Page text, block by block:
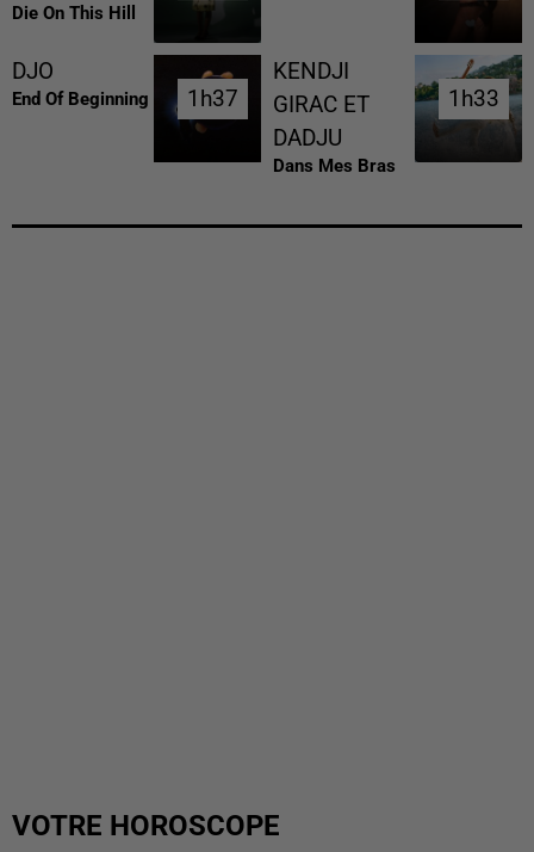
Die On This Hill
DJO
End Of Beginning 1h37
1h37
KENDJI
GIRAC ET
DADJU
Dans Mes Bras
1h33
1h33
VOTRE HOROSCOPE